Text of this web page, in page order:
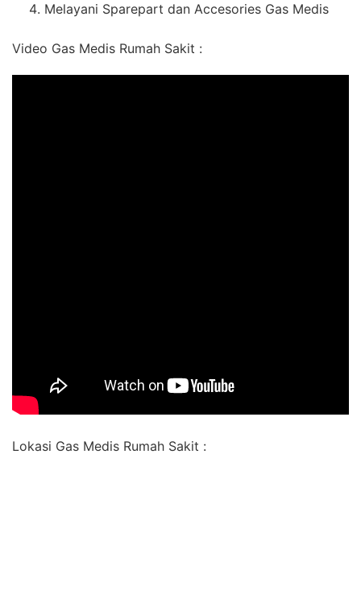
Melayani Sparepart dan Accesories Gas Medis
Video Gas Medis Rumah Sakit :
Lokasi Gas Medis Rumah Sakit :